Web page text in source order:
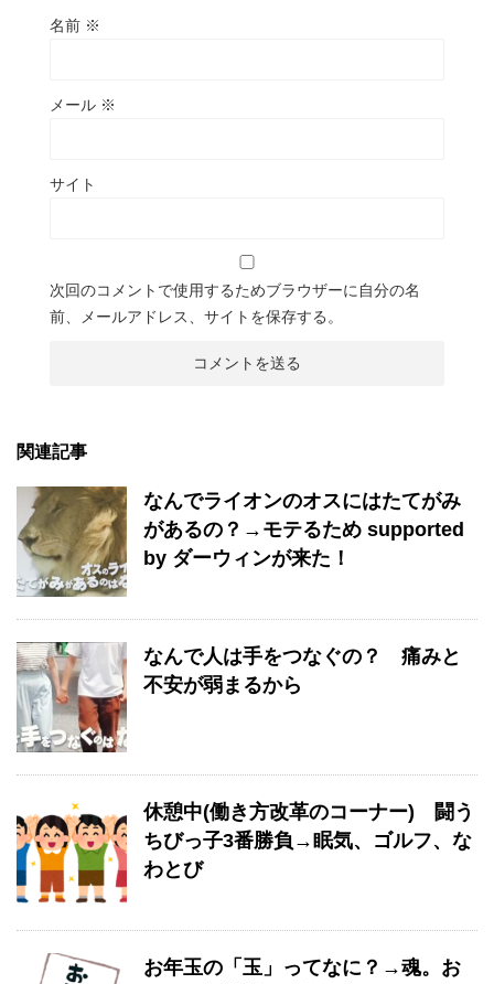
名前 ※
メール ※
サイト
次回のコメントで使用するためブラウザーに自分の名
前、メールアドレス、サイトを保存する。
関連記事
なんでライオンのオスにはたてがみ
があるの？→モテるため supported
by ダーウィンが来た！
なんで人は手をつなぐの？ 痛みと
不安が弱まるから
休憩中(働き方改革のコーナー) 闘う
ちびっ子3番勝負→眠気、ゴルフ、な
わとび
お年玉の「玉」ってなに？→魂。お